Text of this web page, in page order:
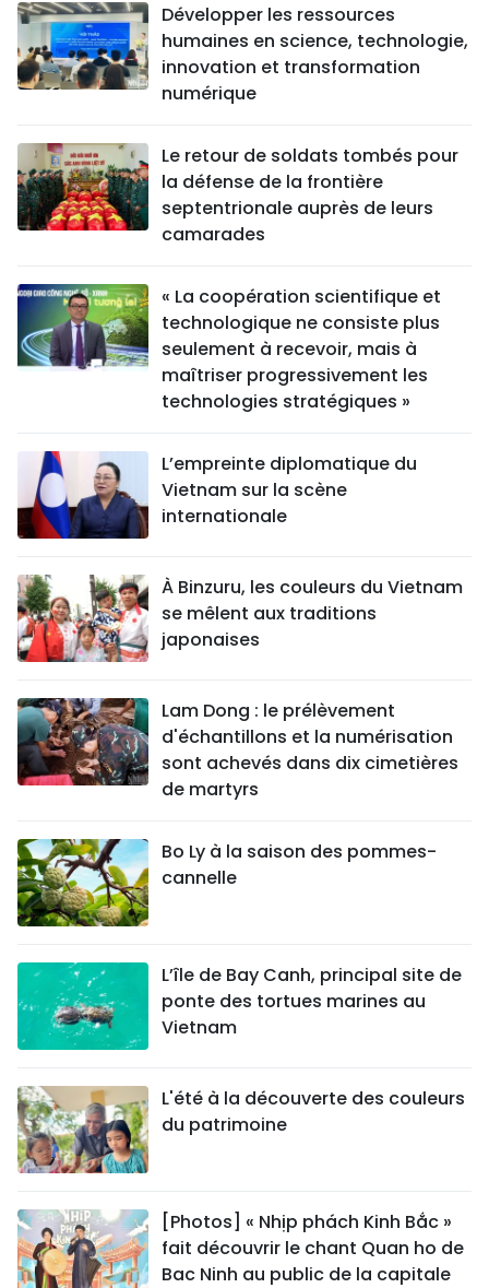
Développer les ressources
humaines en science, technologie,
innovation et transformation
numérique
Le retour de soldats tombés pour
la défense de la frontière
septentrionale auprès de leurs
camarades
« La coopération scientifique et
technologique ne consiste plus
seulement à recevoir, mais à
maîtriser progressivement les
technologies stratégiques »
L’empreinte diplomatique du
Vietnam sur la scène
internationale
À Binzuru, les couleurs du Vietnam
se mêlent aux traditions
japonaises
Lam Dong : le prélèvement
d'échantillons et la numérisation
sont achevés dans dix cimetières
de martyrs
Bo Ly à la saison des pommes-
cannelle
L’île de Bay Canh, principal site de
ponte des tortues marines au
Vietnam
L'été à la découverte des couleurs
du patrimoine
[Photos] « Nhịp phách Kinh Bắc »
fait découvrir le chant Quan ho de
Bac Ninh au public de la capitale